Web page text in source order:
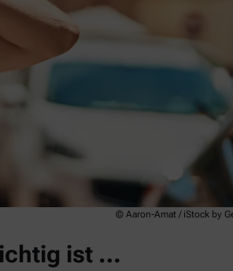
© Aaron-Amat / iStock by
ist …